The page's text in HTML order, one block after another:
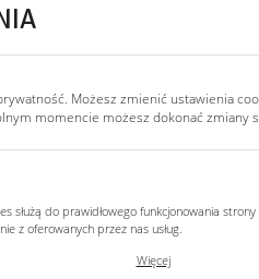
kinkiet,
ze smart
Wi-Fi
Możesz zmienić ustawienia
momencie możesz dokonać zmiany
służą do prawidłowego funkcjonowania
z oferowanych przez nas usług.
prywatności, logowania czy wypełniania
Więcej